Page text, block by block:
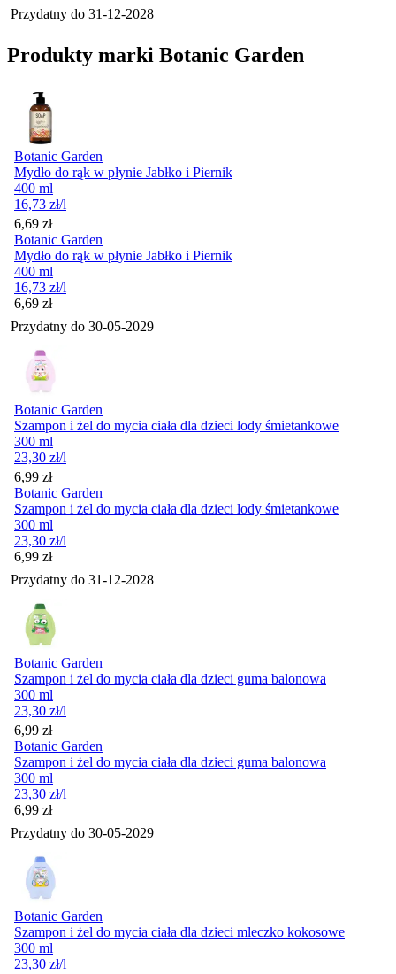
Przydatny do 31-12-2028
Produkty marki Botanic Garden
Botanic Garden
Mydło do rąk w płynie Jabłko i Piernik
400 ml
16,73 zł/l
Cena
6,69 zł
Botanic Garden
Mydło do rąk w płynie Jabłko i Piernik
400 ml
16,73 zł/l
Cena
6,69 zł
Przydatny do 30-05-2029
Botanic Garden
Szampon i żel do mycia ciała dla dzieci lody śmietankowe
300 ml
23,30 zł/l
Cena
6,99 zł
Botanic Garden
Szampon i żel do mycia ciała dla dzieci lody śmietankowe
300 ml
23,30 zł/l
Cena
6,99 zł
Przydatny do 31-12-2028
Botanic Garden
Szampon i żel do mycia ciała dla dzieci guma balonowa
300 ml
23,30 zł/l
Cena
6,99 zł
Botanic Garden
Szampon i żel do mycia ciała dla dzieci guma balonowa
300 ml
23,30 zł/l
Cena
6,99 zł
Przydatny do 30-05-2029
Botanic Garden
Szampon i żel do mycia ciała dla dzieci mleczko kokosowe
300 ml
23,30 zł/l